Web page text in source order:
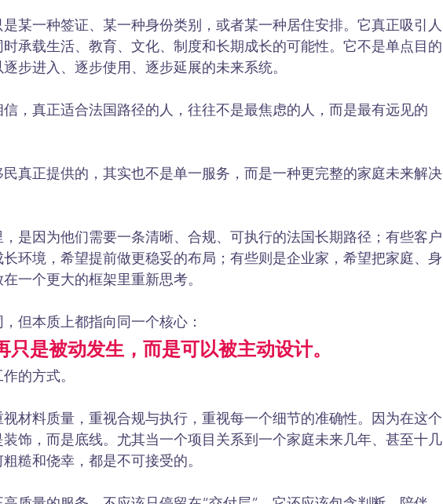
某一种签证、某一种身份类别，或者某一种居住安排。它真正吸引人
承载生活、教育、文化、制度和长期成长的可能性。它不是单点目的
步进入、逐步使用、逐步延展的未来系统。
，真正适合法国路径的人，往往不是最焦虑的人，而是最有远见的
真正提供的，其实也不是单一服务，而是一种更完整的家庭未来解决
是因为他们需要一条清晰、合规、可执行的法国长期路径；有些客户
环境，希望提前做更稳妥的布局；有些则是企业家，希望把家庭、身
一个更大的框架里重新思考。
但本质上都指向同一个核心：
只是被动发生，而是可以被主动设计。
的方式。
材料质量，重视合规与执行，重视每一个细节的准确性。因为在这个
饰，而是底线。尤其当一个项目关系到一个家庭未来几年、甚至十几
糙和侥幸，都是不可接受的。